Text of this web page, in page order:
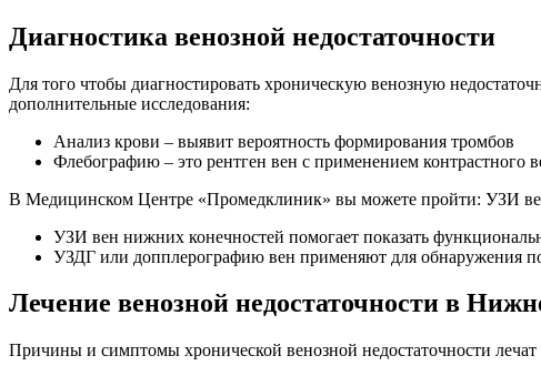
Диагностика венозной недостаточности
Для того чтобы диагностировать хроническую венозную
дополнительные исследования:
Анализ крови – выявит вероятность формирования тромбов
Флебографию – это рентген вен с применением контрастного
В Медицинском Центре «Промедклиник» вы можете пройти: УЗИ
УЗИ вен нижних конечностей помогает показать
УЗДГ или допплерографию вен применяют для обнаружения
Лечение венозной недостаточности в
Причины и симптомы хронической венозной недостаточности